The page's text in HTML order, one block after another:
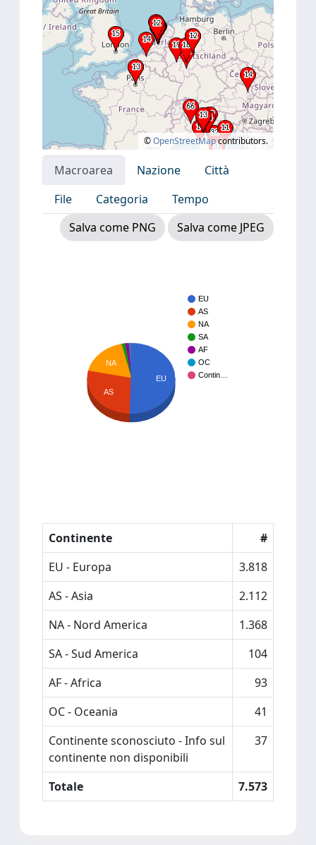
©OpenStreetMapcontributors.
Macroarea Nazione
Città
File
Categoria
Tempo
Salva come PNG
Salva come JPEG
EU
AS
NA
SA
AF
OC
Contin…
NA
AS
EU
Continente
#
EU - Europa
3.818
AS - Asia
2.112
NA - Nord America
1.368
SA - Sud America
104
AF - Africa
93
OC - Oceania
41
Continente sconosciuto - Info sul
continente non disponibili
37
Totale 7.573